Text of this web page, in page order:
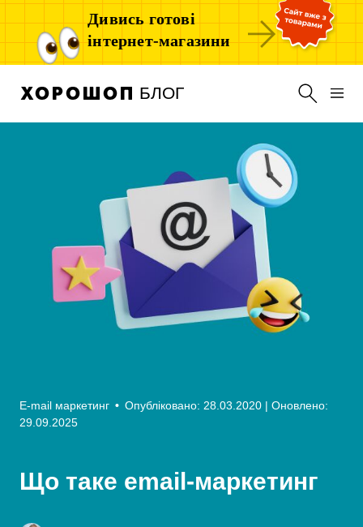
Дивись готові
інтернет-магазини
БЛОГ
E-mail маркетинг • Опубліковано: 28.03.2020 | Оновлено:
29.09.2025
Що таке email-маркетинг